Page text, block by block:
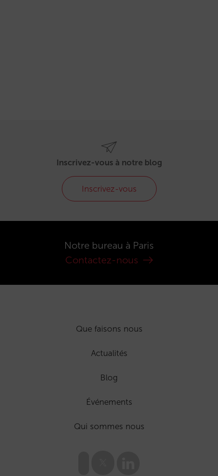
Inscrivez-vous à notre blog
Inscrivez-vous
Notre bureau à Paris
Contactez-nous
Que faisons nous
Actualités
Blog
Événements
Qui sommes nous